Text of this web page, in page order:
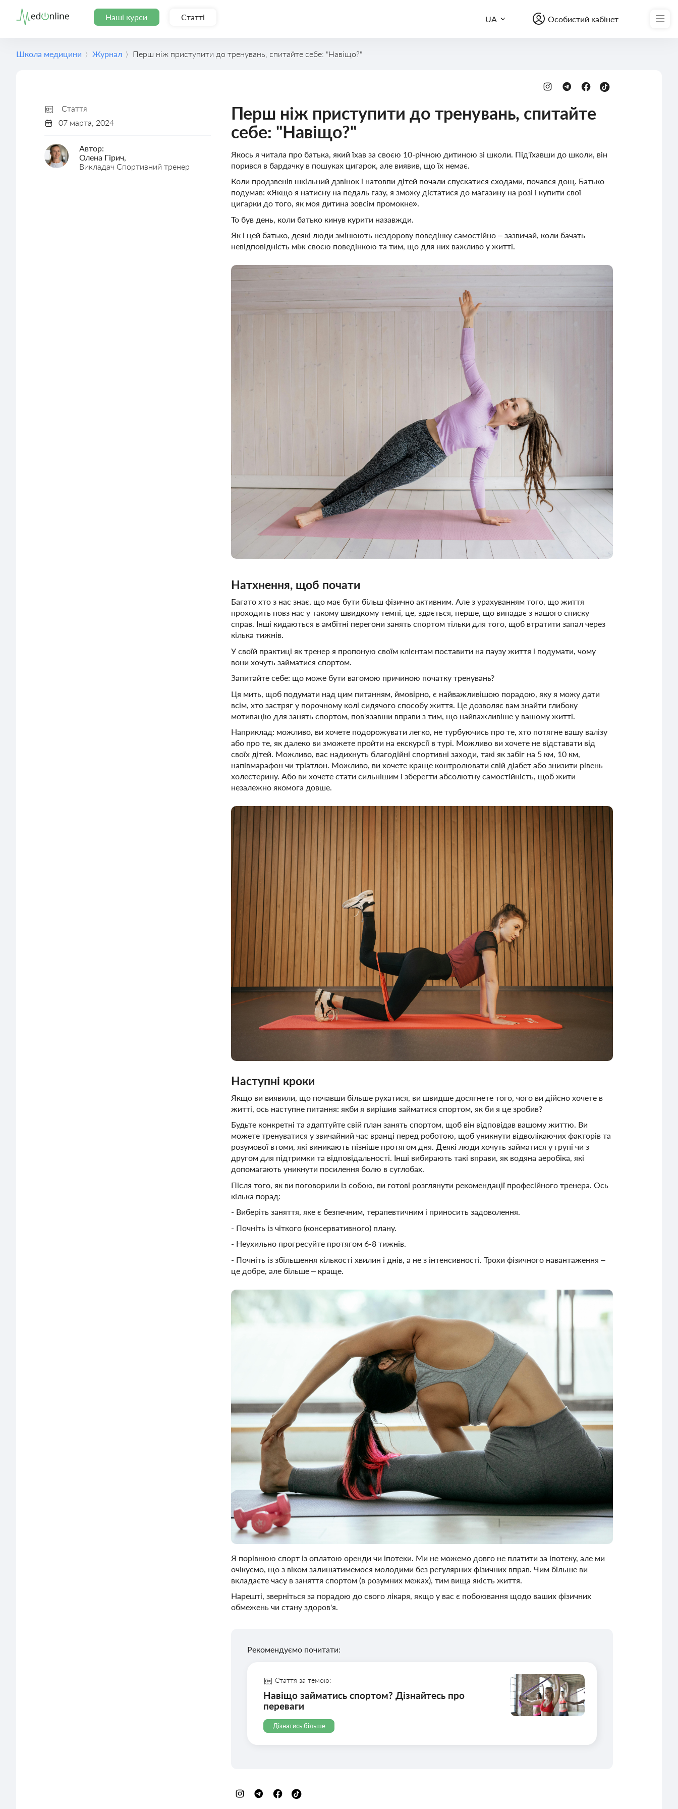
Наші курси Статті UA Особистий кабінет
Школа медицини Журнал Перш ніж приступити до тренувань, спитайте себе: "Навіщо?"
Стаття
07 марта, 2024
Автор:
Олена Гірич,
Викладач Спортивний тренер
Перш ніж приступити до тренувань, спитайте
себе: "Навіщо?"
Якось я читала про батька, який їхав за своєю 10-річною дитиною зі школи. Під'їхавши до школи, він
порився в бардачку в пошуках цигарок, але виявив, що їх немає.
Коли продзвенів шкільний дзвінок і натовпи дітей почали спускатися сходами, почався дощ. Батько
подумав: «Якщо я натисну на педаль газу, я зможу дістатися до магазину на розі і купити свої
цигарки до того, як моя дитина зовсім промокне».
То був день, коли батько кинув курити назавжди.
Як і цей батько, деякі люди змінюють нездорову поведінку самостійно – зазвичай, коли бачать
невідповідність між своєю поведінкою та тим, що для них важливо у житті.
Натхнення, щоб почати
Багато хто з нас знає, що має бути більш фізично активним. Але з урахуванням того, що життя
проходить повз нас у такому швидкому темпі, це, здається, перше, що випадає з нашого списку
справ. Інші кидаються в амбітні перегони занять спортом тільки для того, щоб втратити запал через
кілька тижнів.
У своїй практиці як тренер я пропоную своїм клієнтам поставити на паузу життя і подумати, чому
вони хочуть займатися спортом.
Запитайте себе: що може бути вагомою причиною початку тренувань?
Ця мить, щоб подумати над цим питанням, ймовірно, є найважливішою порадою, яку я можу дати
всім, хто застряг у порочному колі сидячого способу життя. Це дозволяє вам знайти глибоку
мотивацію для занять спортом, пов'язавши вправи з тим, що найважливіше у вашому житті.
Наприклад: можливо, ви хочете подорожувати легко, не турбуючись про те, хто потягне вашу валізу
або про те, як далеко ви зможете пройти на екскурсії в турі. Можливо ви хочете не відставати від
своїх дітей. Можливо, вас надихнуть благодійні спортивні заходи, такі як забіг на 5 км, 10 км,
напівмарафон чи тріатлон. Можливо, ви хочете краще контролювати свій діабет або знизити рівень
холестерину. Або ви хочете стати сильнішим і зберегти абсолютну самостійність, щоб жити
незалежно якомога довше.
Наступні кроки
Якщо ви виявили, що почавши більше рухатися, ви швидше досягнете того, чого ви дійсно хочете в
житті, ось наступне питання: якби я вирішив займатися спортом, як би я це зробив?
Будьте конкретні та адаптуйте свій план занять спортом, щоб він відповідав вашому життю. Ви
можете тренуватися у звичайний час вранці перед роботою, щоб уникнути відволікаючих факторів та
розумової втоми, які виникають пізніше протягом дня. Деякі люди хочуть займатися у групі чи з
другом для підтримки та відповідальності. Інші вибирають такі вправи, як водяна аеробіка, які
допомагають уникнути посилення болю в суглобах.
Після того, як ви поговорили із собою, ви готові розглянути рекомендації професійного тренера. Ось
кілька порад:
- Виберіть заняття, яке є безпечним, терапевтичним і приносить задоволення.
- Почніть із чіткого (консервативного) плану.
- Неухильно прогресуйте протягом 6-8 тижнів.
- Почніть із збільшення кількості хвилин і днів, а не з інтенсивності. Трохи фізичного навантаження –
це добре, але більше – краще.
Я порівнюю спорт із оплатою оренди чи іпотеки. Ми не можемо довго не платити за іпотеку, але ми
очікуємо, що з віком залишатимемося молодими без регулярних фізичних вправ. Чим більше ви
вкладаєте часу в заняття спортом (в розумних межах), тим вища якість життя.
Нарешті, зверніться за порадою до свого лікаря, якщо у вас є побоювання щодо ваших фізичних
обмежень чи стану здоров'я.
Рекомендуємо почитати:
Стаття за темою:
Навіщо займатись спортом? Дізнайтесь про
переваги
Дізнатись більше